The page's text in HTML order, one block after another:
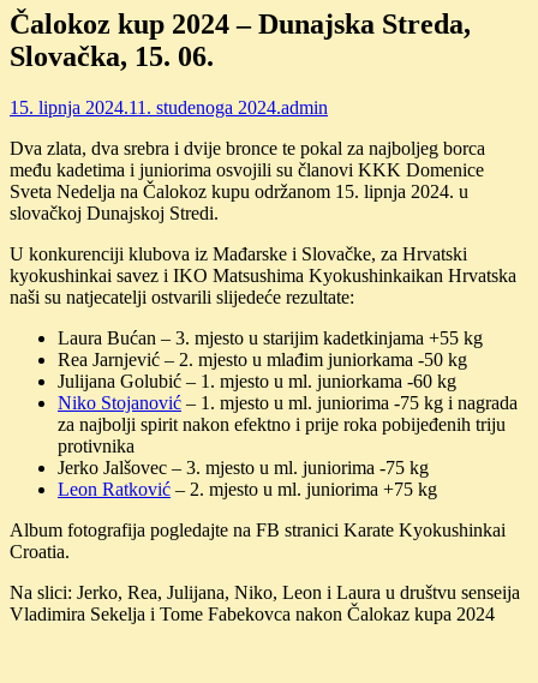
Čalokoz kup 2024 – Dunajska Streda,
Slovačka, 15. 06.
15. lipnja 2024.11. studenoga 2024.admin
Dva zlata, dva srebra i dvije bronce te pokal za najboljeg borca
među kadetima i juniorima osvojili su članovi KKK Domenice
Sveta Nedelja na Čalokoz kupu održanom 15. lipnja 2024. u
slovačkoj Dunajskoj Stredi.
U konkurenciji klubova iz Mađarske i Slovačke, za Hrvatski
kyokushinkai savez i IKO Matsushima Kyokushinkaikan Hrvatska
naši su natjecatelji ostvarili slijedeće rezultate:
Laura Bućan – 3. mjesto u starijim kadetkinjama +55 kg
Rea Jarnjević – 2. mjesto u mlađim juniorkama -50 kg
Julijana Golubić – 1. mjesto u ml. juniorkama -60 kg
Niko Stojanović – 1. mjesto u ml. juniorima -75 kg i nagrada
za najbolji spirit nakon efektno i prije roka pobijeđenih triju
protivnika
Jerko Jalšovec – 3. mjesto u ml. juniorima -75 kg
Leon Ratković – 2. mjesto u ml. juniorima +75 kg
Album fotografija pogledajte na FB stranici Karate Kyokushinkai
Croatia.
Na slici: Jerko, Rea, Julijana, Niko, Leon i Laura u društvu senseija
Vladimira Sekelja i Tome Fabekovca nakon Čalokaz kupa 2024